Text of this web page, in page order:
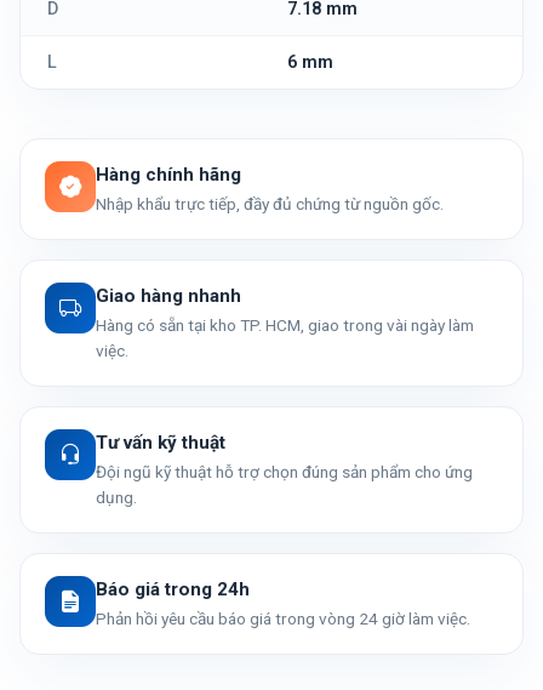
D 7.18 mm
L 6 mm
Hàng chính hãng
Nhập khẩu trực tiếp, đầy đủ chứng từ nguồn gốc.
Giao hàng nhanh
Hàng có sẵn tại kho TP. HCM, giao trong vài ngày làm
việc.
Tư vấn kỹ thuật
Đội ngũ kỹ thuật hỗ trợ chọn đúng sản phẩm cho ứng
dụng.
Báo giá trong 24h
Phản hồi yêu cầu báo giá trong vòng 24 giờ làm việc.